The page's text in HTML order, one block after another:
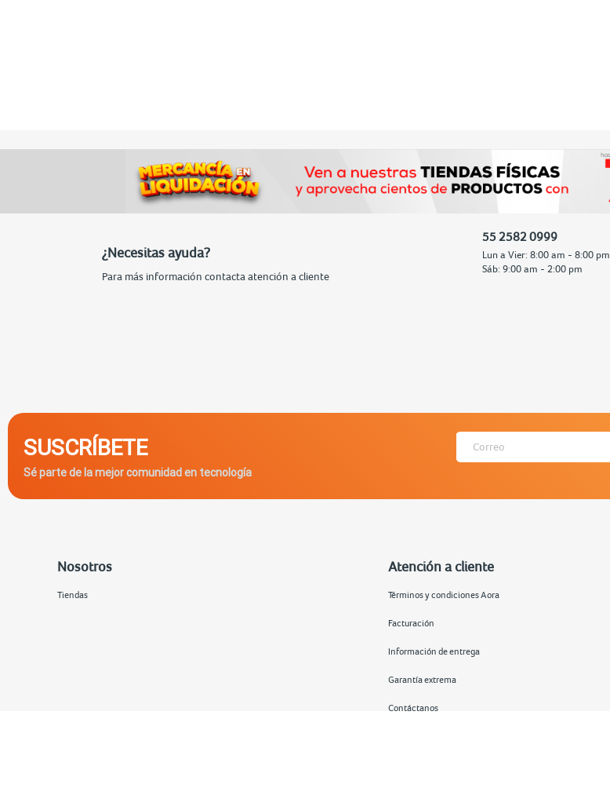
¿Necesitas ayuda?
Para más información contacta atención a cliente
55 2582 0999
Lun a Vier: 8:00 am - 8:00 pm
Sáb: 9:00 am - 2:00 pm
SUSCRÍBETE
Sé parte de la mejor comunidad en tecnología
Nosotros
Tiendas
Atención a cliente
Términos y condiciones Aora
Facturación
Información de entrega
Garantía extrema
Contáctanos